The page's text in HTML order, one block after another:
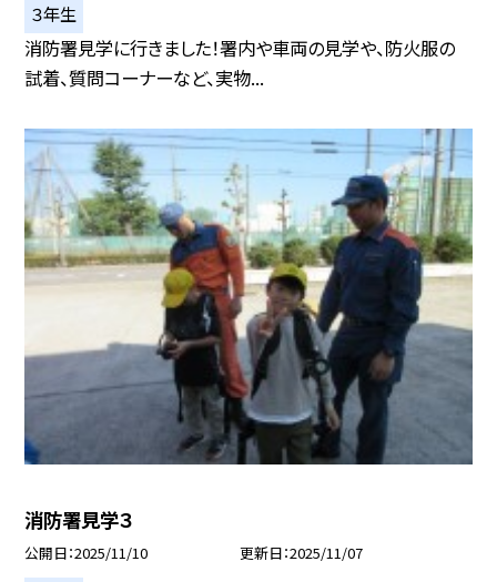
３年生
消防署見学に行きました！署内や車両の見学や、防火服の
試着、質問コーナーなど、実物...
消防署見学３
公開日 2025/11/10 更新日 2025/11/07